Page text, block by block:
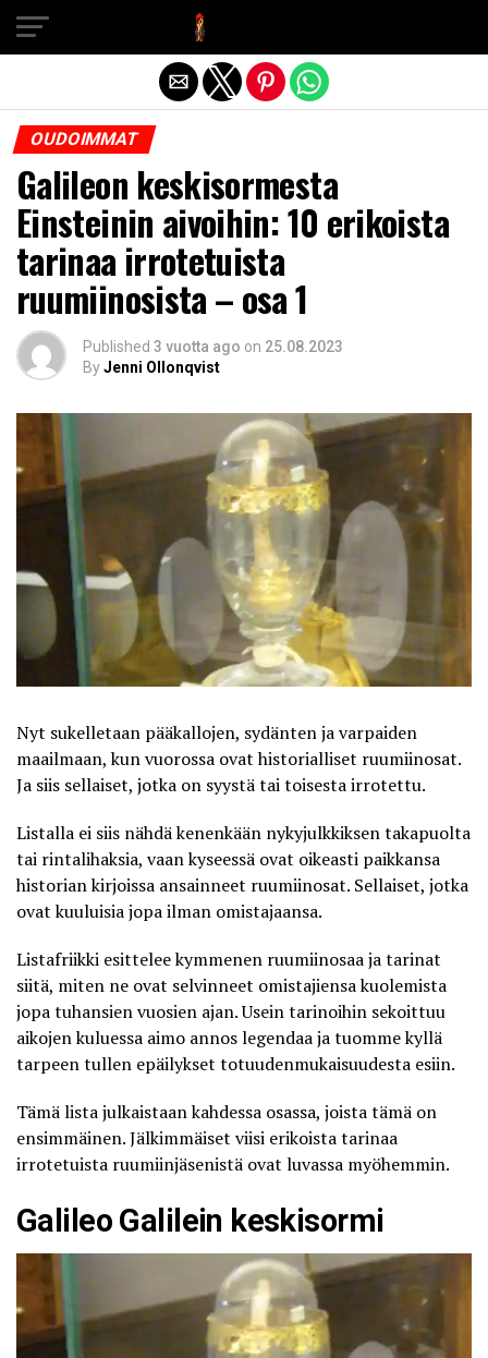
OUDOIMMAT
Galileon keskisormesta
Einsteinin aivoihin: 10 erikoista
tarinaa irrotetuista
ruumiinosista – osa 1
Published 3 vuotta ago on 25.08.2023
ByJenni Ollonqvist
Nyt sukelletaan pääkallojen, sydänten ja varpaiden
maailmaan, kun vuorossa ovat historialliset ruumiinosat.
Ja siis sellaiset, jotka on syystä tai toisesta irrotettu.
Listalla ei siis nähdä kenenkään nykyjulkkiksen takapuolta
tai rintalihaksia, vaan kyseessä ovat oikeasti paikkansa
historian kirjoissa ansainneet ruumiinosat. Sellaiset, jotka
ovat kuuluisia jopa ilman omistajaansa.
Listafriikki esittelee kymmenen ruumiinosaa ja tarinat
siitä, miten ne ovat selvinneet omistajiensa kuolemista
jopa tuhansien vuosien ajan. Usein tarinoihin sekoittuu
aikojen kuluessa aimo annos legendaa ja tuomme kyllä
tarpeen tullen epäilykset totuudenmukaisuudesta esiin.
Tämä lista julkaistaan kahdessa osassa, joista tämä on
ensimmäinen. Jälkimmäiset viisi erikoista tarinaa
irrotetuista ruumiinjäsenistä ovat luvassa myöhemmin.
Galileo Galilein keskisormi
Exit mobile version